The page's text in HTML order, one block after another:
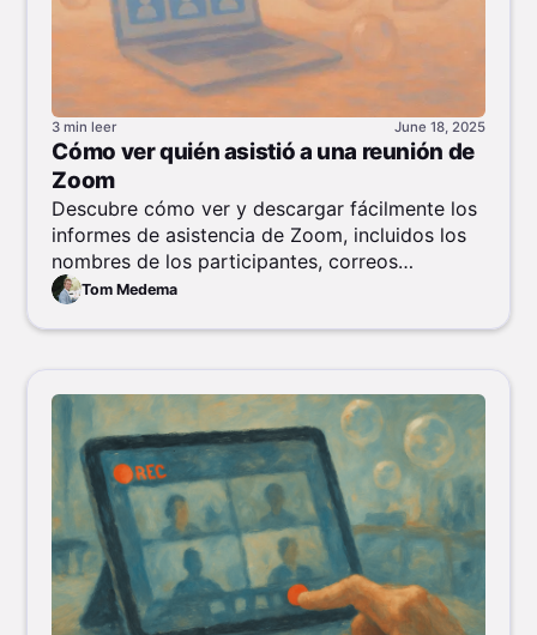
3 min leer June 18, 2025
Cómo ver quién asistió a una reunión de
Zoom
Descubre cómo ver y descargar fácilmente los
informes de asistencia de Zoom, incluidos los
nombres de los participantes, correos
electrónicos, horas de entrada y duración de la
nivel de participación en la reunión.
Tom Medema